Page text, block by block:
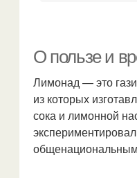
Базиликовый
О пользе и
Лимонад — это
из которых
сока и лимонной